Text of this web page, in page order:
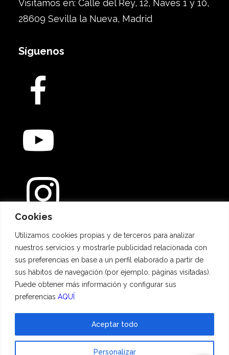
Cookies
Utilizamos cookies propias y de terceros para analizar
nuestros servicios y mostrarle publicidad relacionada con
sus preferencias en base a un perfil elaborado a partir de
sus hábitos de navegación (por ejemplo, páginas visitadas).
Puede obtener más información y configurar sus
preferencias AQUÍ
Personalizar
Aceptar todo
Visítamos en: Calle del Rey, 12, Naves 1 y 10,
28609 Sevilla la Nueva, Madrid
Síguenos
Métodos de pago
© 2023 Hadescan All rights reserved ·Aviso Legal